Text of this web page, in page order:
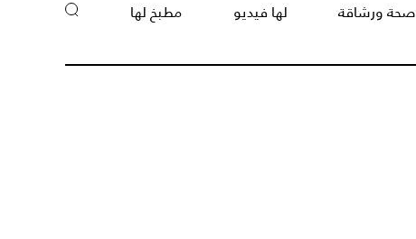
صحة ورشاقة لها فيديو مطبخ لها